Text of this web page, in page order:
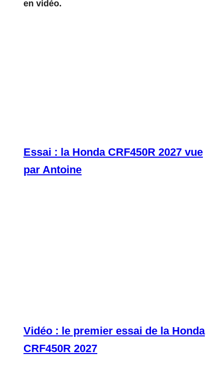
en vidéo.
Essai : la Honda CRF450R 2027 vue
par Antoine
Vidéo : le premier essai de la Honda
CRF450R 2027